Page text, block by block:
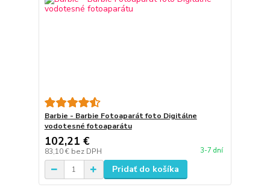
Barbie - Barbie Fotoaparát foto Digitálne
vodotesné fotoaparátu
102,21 €
83,10 € bez DPH 3-7 dní
Pridať do košíka